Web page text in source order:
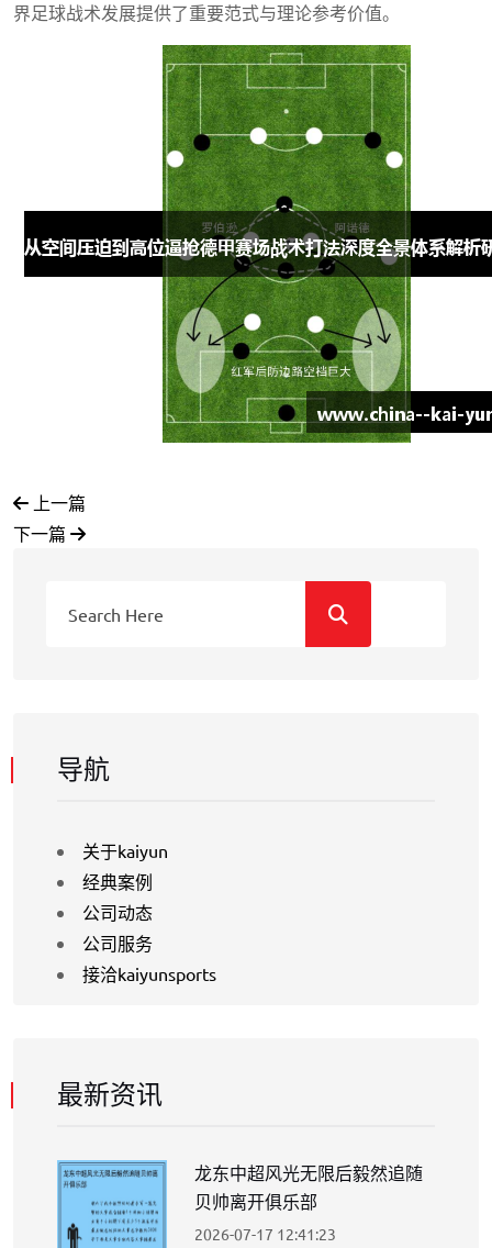
界足球战术发展提供了重要范式与理论参考价值。
上一篇
下一篇
导航
关于kaiyun
经典案例
公司动态
公司服务
接洽kaiyunsports
最新资讯
龙东中超风光无限后毅然追随
贝帅离开俱乐部
2026-07-17 12:41:23